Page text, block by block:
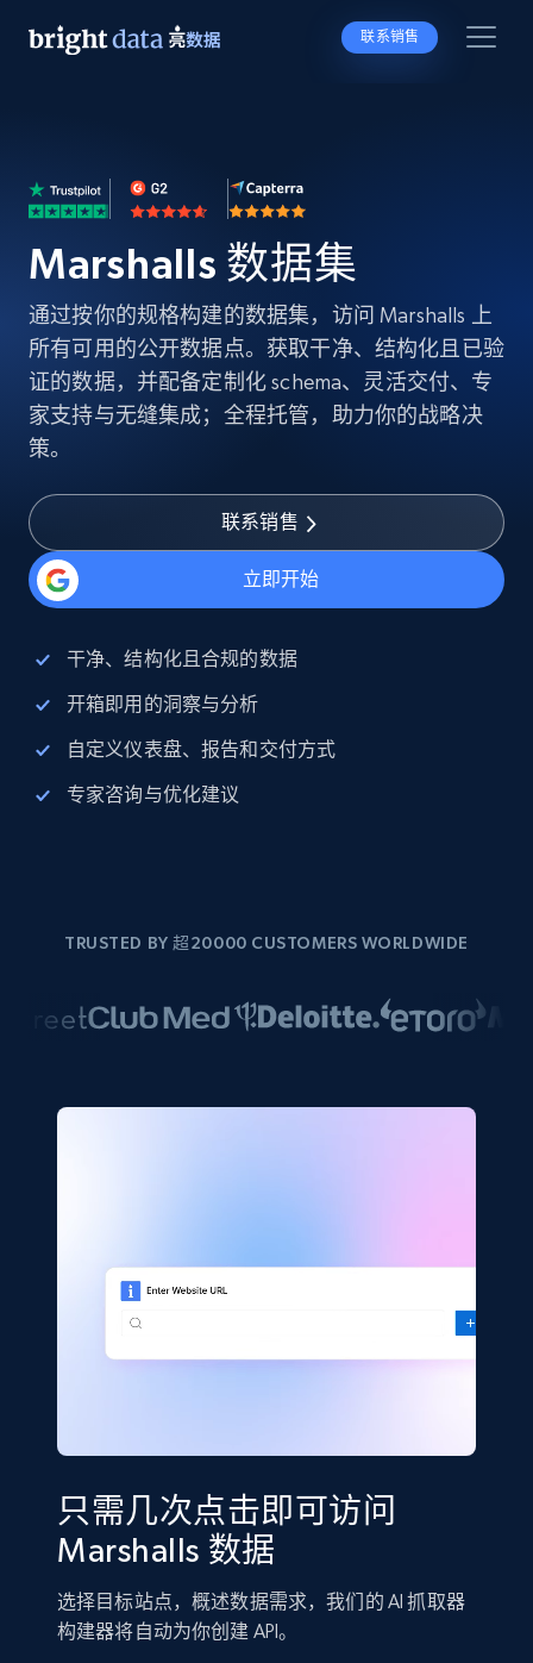
联系销售
Marshalls 数据集
通过按你的规格构建的数据集，访问 Marshalls 上
所有可用的公开数据点。获取干净、结构化且已验
证的数据，并配备定制化 schema、灵活交付、专
家支持与无缝集成；全程托管，助力你的战略决
策。
联系销售
立即开始
干净、结构化且合规的数据
开箱即用的洞察与分析
自定义仪表盘、报告和交付方式
专家咨询与优化建议
TRUSTED BY 超20000 CUSTOMERS WORLDWIDE
只需几次点击即可访问
Marshalls 数据
选择目标站点，概述数据需求，我们的 AI 抓取器
构建器将自动为你创建 API。